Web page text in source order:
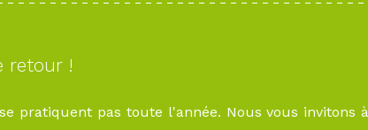
retour !
pratiquent pas toute l'année. Nous vous invitons